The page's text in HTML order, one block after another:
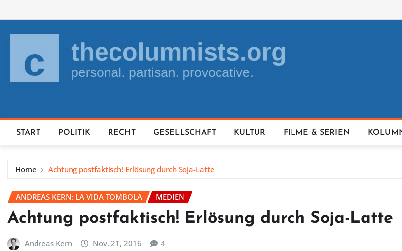
to
content
START POLITIK RECHT GESELLSCHAFT KULTUR FILME & SERIEN
Home Achtung postfaktisch! Erlösung durch Soja-Latte
ANDREAS KERN: LA VIDA TOMBOLA MEDIEN
Achtung postfaktisch! Erlösung durch Soja-Latte
Andreas Kern Nov. 21, 2016 4